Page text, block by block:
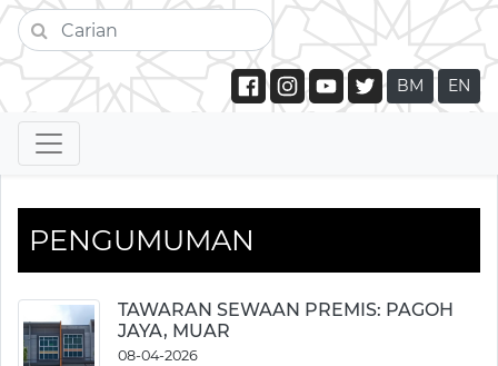
BM EN
PENGUMUMAN
TAWARAN SEWAAN PREMIS: PAGOH
JAYA, MUAR
08-04-2026